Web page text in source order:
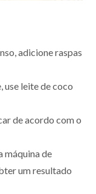
adicione raspas
use leite de coco
de acordo com o
máquina de
um resultado